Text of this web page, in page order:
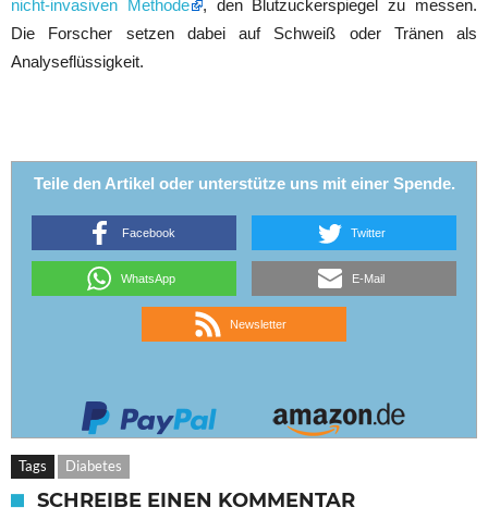
nicht-invasiven Methode
, den Blutzuckerspiegel zu messen.
Die Forscher setzen dabei auf Schweiß oder Tränen als
Analyseflüssigkeit.
Teile den Artikel oder unterstütze uns mit einer Spende.
Facebook Twitter
WhatsApp E-Mail
Newsletter
Tags Diabetes
SCHREIBE EINEN KOMMENTAR